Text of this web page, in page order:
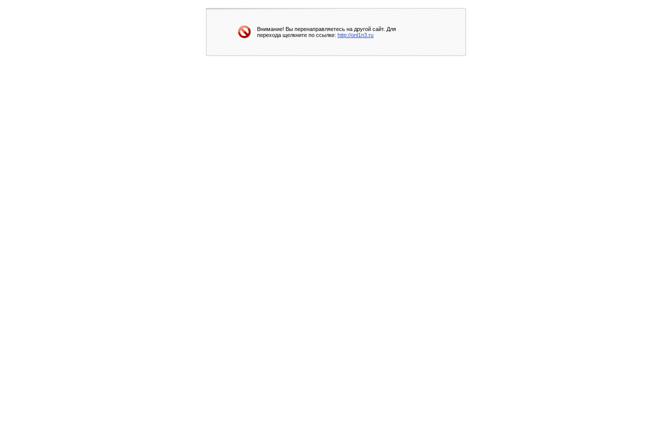
Внимание! Вы перенаправляетесь на другой сайт. Для
перехода щелкните по ссылке: http://onl1n3.ru